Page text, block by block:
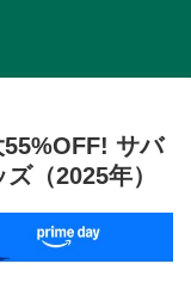
55%OFF! サバ
（2025年）